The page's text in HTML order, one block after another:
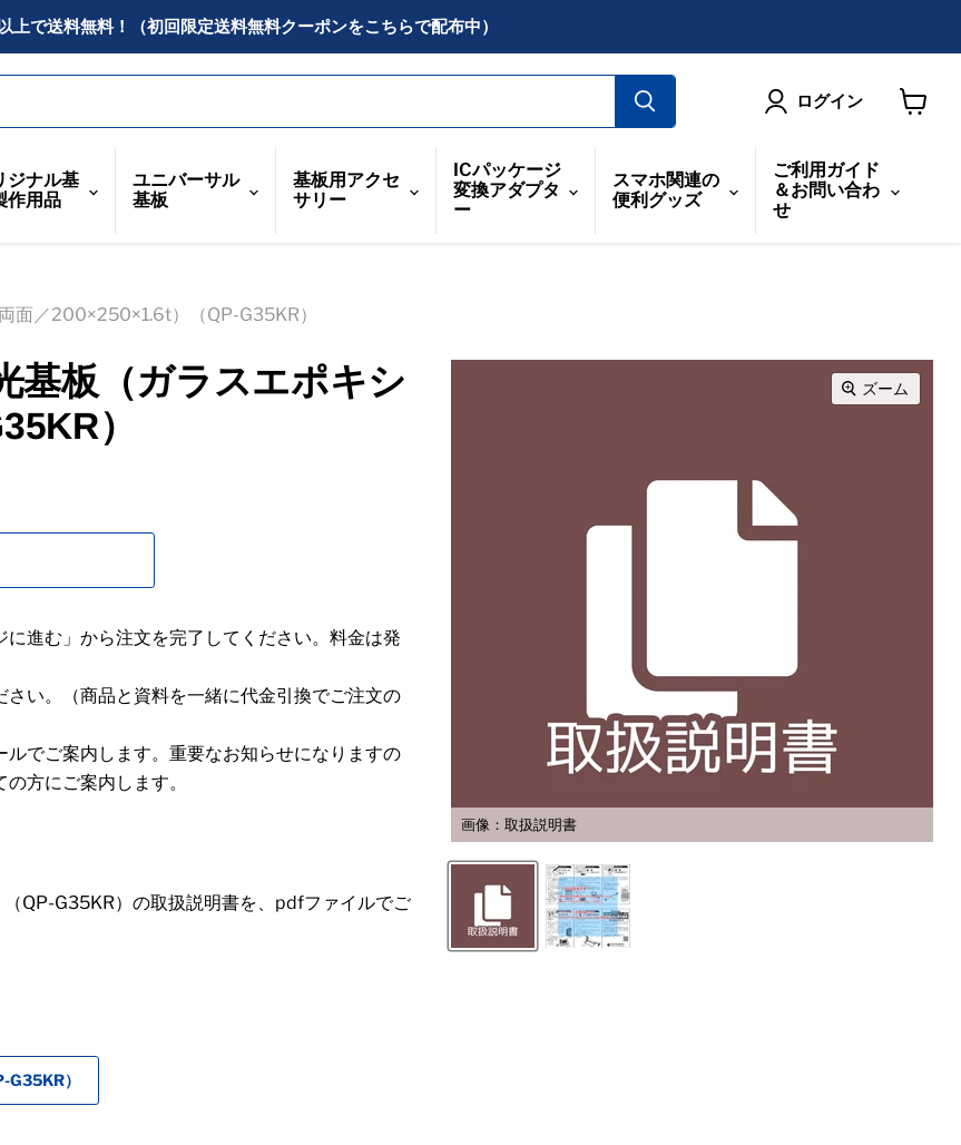
で送料無料！（初回限定送料無料クーポンをこちらで配布中）
ログイン
ジナル基
作用品
ユニバーサル
基板
基板用アクセ
サリー
ICパッケージ
変換アダプタ
ー
スマホ関連の
便利グッズ
ご利用ガイド
＆お問い合わ
せ
面／200×250×1.6t）（QP-G35KR）
画像：取扱説明書
ズーム
基板（ガラスエポキシ
）
進む」から注文を完了してください。料金は発
い。（商品と資料を一緒に代金引換でご注文の
でご案内します。重要なお知らせになりますの
方にご案内します。
QP-G35KR）の取扱説明書を、pdfファイルでご
）